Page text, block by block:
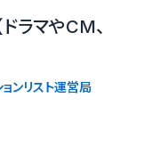
ドラマやCM、
ンリスト運営局